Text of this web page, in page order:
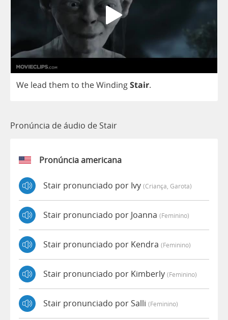
We lead them to theWindingStair.
Pronúncia de áudio de Stair
Pronúncia americana
Stair pronunciado por Ivy (criança, Garota)
Stair pronunciado por Joanna (feminino)
Stair pronunciado por Kendra (feminino)
Stair pronunciado por Kimberly (feminino)
Stair pronunciado por Salli (feminino)